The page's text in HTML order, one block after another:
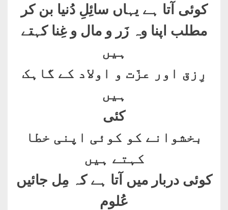
کوئی آتا ہے یہاں سائِلِ دُنیا بن کر
مطلب اپنا وہ زَر و مال و غِنا کہتے
ہیں
رِزق اور عزّت و اولاد کے گاہک
ہیں
کئی
بخشوانے کو کوئی اپنی خطا
کہتے ہیں
کوئی دربار میں آتا ہے کہ مِل جائیں
عُلوم